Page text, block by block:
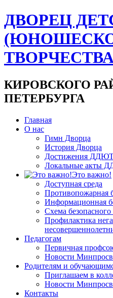
ДВОРЕЦ
КИРОВСКОГО
ПЕТЕРБУРГА
Главная
О нас
Гимн Дворца
История Дворца
Достижения
Локальные акты
Это важно!
Доступная среда
Противопожарная
Информационная
Схема
Профилактика
Педагогам
Первичная
Новости
Родителям и
Приглашаем в
Новости
Контакты